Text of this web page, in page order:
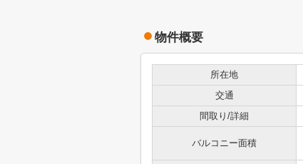
物件概要
所在地
交通
間取り/詳細
バルコニー面積